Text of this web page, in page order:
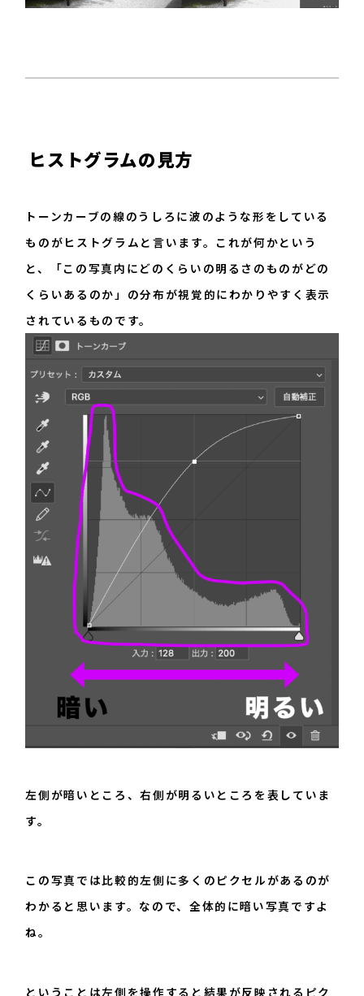
ヒストグラムの見方
トーンカーブの線のうしろに波のような形をしている
ものがヒストグラムと言います。これが何かという
と、「この写真内にどのくらいの明るさのものがどの
くらいあるのか」の分布が視覚的にわかりやすく表示
されているものです。
左側が暗いところ、右側が明るいところを表していま
す。
この写真では比較的左側に多くのピクセルがあるのが
わかると思います。なので、全体的に暗い写真ですよ
ね。
ということは左側を操作すると結果が反映されるピク